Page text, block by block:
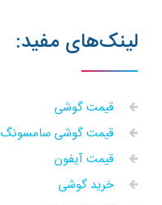
لینک‌های مفید:
قیمت گوشی
قیمت گوشی سامسونگ
قیمت آیفون
خرید گوشی